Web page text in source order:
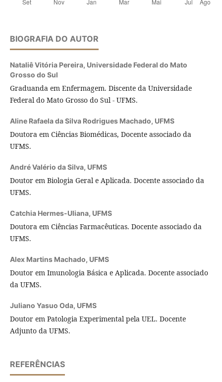
BIOGRAFIA DO AUTOR
Nataliê Vitória Pereira, Universidade Federal do Mato
Grosso do Sul
Graduanda em Enfermagem. Discente da Universidade
Federal do Mato Grosso do Sul - UFMS.
Aline Rafaela da Silva Rodrigues Machado, UFMS
Doutora em Ciências Biomédicas, Docente associado da
UFMS.
André Valério da Silva, UFMS
Doutor em Biologia Geral e Aplicada. Docente associado da
UFMS.
Catchia Hermes-Uliana, UFMS
Doutora em Ciências Farmacêuticas. Docente associado da
UFMS.
Alex Martins Machado, UFMS
Doutor em Imunologia Básica e Aplicada. Docente associado
da UFMS.
Juliano Yasuo Oda, UFMS
Doutor em Patologia Experimental pela UEL. Docente
Adjunto da UFMS.
REFERÊNCIAS